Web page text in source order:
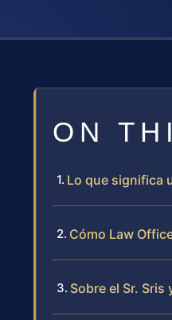
ON
Lo que significa
Cómo Law
Sobre el Sr.